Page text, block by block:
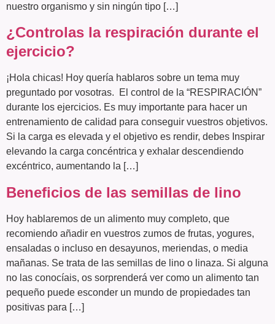
nuestro organismo y sin ningún tipo […]
¿Controlas la respiración durante el
ejercicio?
¡Hola chicas! Hoy quería hablaros sobre un tema muy
preguntado por vosotras. El control de la “RESPIRACIÓN”
durante los ejercicios. Es muy importante para hacer un
entrenamiento de calidad para conseguir vuestros objetivos.
Si la carga es elevada y el objetivo es rendir, debes Inspirar
elevando la carga concéntrica y exhalar descendiendo
excéntrico, aumentando la […]
Beneficios de las semillas de lino
Hoy hablaremos de un alimento muy completo, que
recomiendo añadir en vuestros zumos de frutas, yogures,
ensaladas o incluso en desayunos, meriendas, o media
mañanas. Se trata de las semillas de lino o linaza. Si alguna
no las conocíais, os sorprenderá ver como un alimento tan
pequeño puede esconder un mundo de propiedades tan
positivas para […]